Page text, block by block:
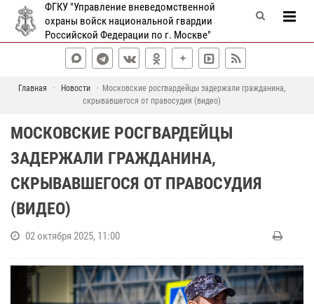
ФГКУ "Управление вневедомственной
охраны войск национальной гвардии
Российской Федерации по г. Москве"
Главная Новости
Московские росгвардейцы задержали гражданина,
скрывавшегося от правосудия (видео)
МОСКОВСКИЕ РОСГВАРДЕЙЦЫ
ЗАДЕРЖАЛИ ГРАЖДАНИНА,
СКРЫВАВШЕГОСЯ ОТ ПРАВОСУДИЯ
(ВИДЕО)
02 октября 2025, 11:00